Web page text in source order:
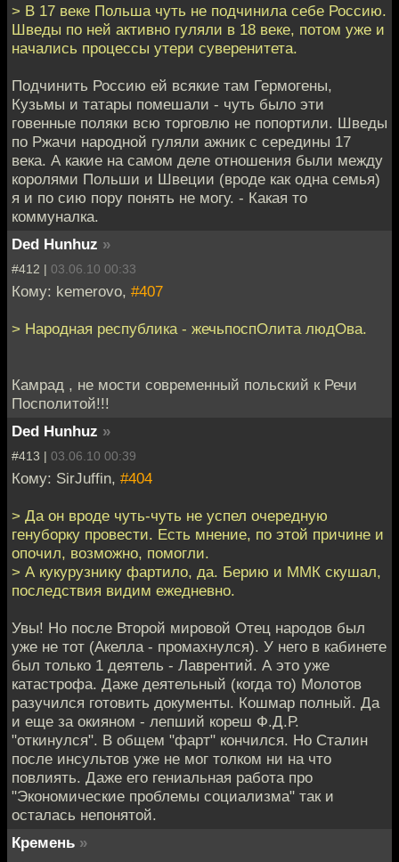
> В 17 веке Польша чуть не подчинила себе Россию.
Шведы по ней активно гуляли в 18 веке, потом уже и
начались процессы утери суверенитета.
Подчинить Россию ей всякие там Гермогены,
Кузьмы и татары помешали - чуть было эти
говенные поляки всю торговлю не попортили. Шведы
по Ржачи народной гуляли ажник с середины 17
века. А какие на самом деле отношения были между
королями Польши и Швеции (вроде как одна семья)
я и по сию пору понять не могу. - Какая то
коммуналка.
Ded Hunhuz »
#412 | 03.06.10 00:33
Кому: kemerovo, #407
> Народная республика - жечьпоспОлита людОва.
Камрад , не мости современный польский к Речи
Посполитой!!!
Ded Hunhuz »
#413 | 03.06.10 00:39
Кому: SirJuffin, #404
> Да он вроде чуть-чуть не успел очередную
генуборку провести. Есть мнение, по этой причине и
опочил, возможно, помогли.
> А кукурузнику фартило, да. Берию и ММК скушал,
последствия видим ежедневно.
Увы! Но после Второй мировой Отец народов был
уже не тот (Акелла - промахнулся). У него в кабинете
был только 1 деятель - Лаврентий. А это уже
катастрофа. Даже деятельный (когда то) Молотов
разучился готовить документы. Кошмар полный. Да
и еще за окияном - лепший кореш Ф.Д.Р.
"откинулся". В общем "фарт" кончился. Но Сталин
после инсультов уже не мог толком ни на что
повлиять. Даже его гениальная работа про
"Экономические проблемы социализма" так и
осталась непонятой.
Кремень »